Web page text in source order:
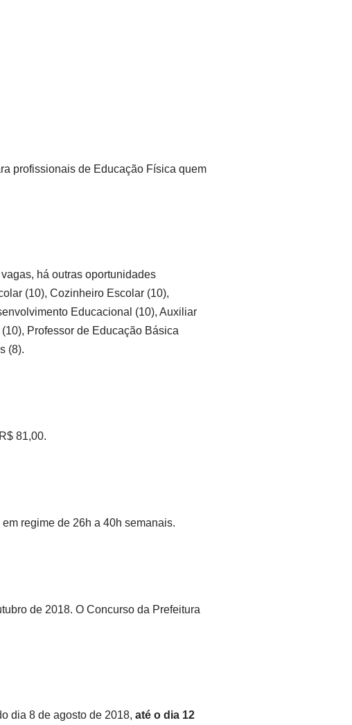
profissionais de Educação Física quem
há outras oportunidades
(10), Cozinheiro Escolar (10),
Educacional (10), Auxiliar
Professor de Educação Básica
(8).
81,00.
regime de 26h a 40h semanais.
de 2018. O Concurso da Prefeitura
dia 8 de agosto de 2018, até o dia 12